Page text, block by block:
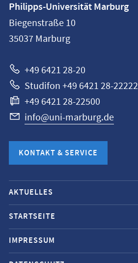
Philipps-
Universität
Marburg
Philipps-Universität Marburg
Biegenstraße 10
35037 Marburg
+49 6421 28-20
Studifon +49 6421 28-22222
+49 6421 28-22500
info@uni-marburg.de
KONTAKT & SERVICE
Mobile-
Service-
Navigation
und
Social
AKTUELLES
STARTSEITE
IMPRESSUM